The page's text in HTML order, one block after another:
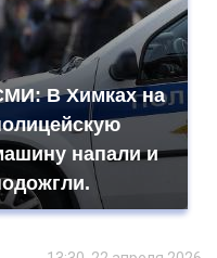
В Химках на
напали и